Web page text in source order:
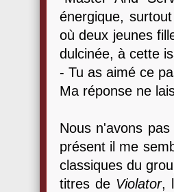
énergique,
où deux jeunes
dulcinée, à cette
- Tu as aimé ce
Ma réponse ne
Nous n'avons
présent il me
classiques du
titres de Violator,